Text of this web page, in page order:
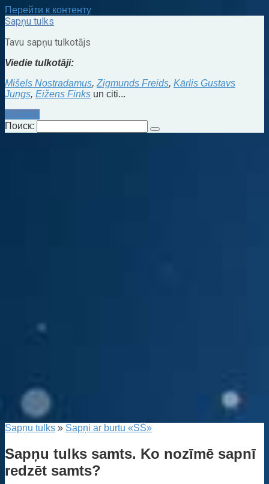
Перейти к контенту
Sapņu tulks
Tavu sapņu tulkotājs
Viedie tulkotāji:
Mišels Nostradamus, Zigmunds Freids, Kārlis Gustavs
Jungs, Eižens Finks un citi...
Kontakti
Поиск:
Sapņu tulks » Sapņi ar burtu «SŠ»
Sapņu tulks samts. Ko nozīmē sapnī
redzēt samts?